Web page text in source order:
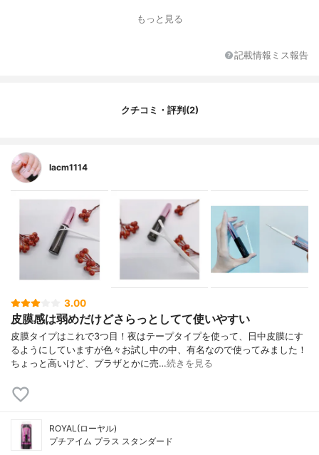
もっと見る
記載情報ミス報告
クチコミ・評判(2)
lacm1114
3.00
皮膜感は弱めだけどさらっとしてて使いやすい
皮膜タイプはこれで3つ目！夜はテープタイプを使って、日中皮膜にす
るようにしていますが色々お試し中の中、有名なので使ってみました！
ちょっと高いけど、プラザとかに売…続きを見る
ROYAL(ローヤル)
プチアイム プラス スタンダード